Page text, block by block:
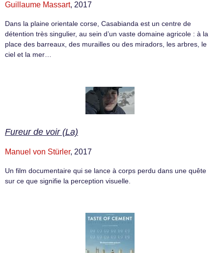
Guillaume Massart, 2017
Dans la plaine orientale corse, Casabianda est un centre de
détention très singulier, au sein d’un vaste domaine agricole : à la
place des barreaux, des murailles ou des miradors, les arbres, le
ciel et la mer…
Fureur de voir (La)
Manuel von Stürler, 2017
Un film documentaire qui se lance à corps perdu dans une quête
sur ce que signifie la perception visuelle.